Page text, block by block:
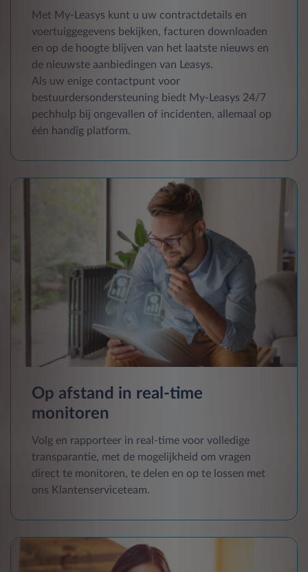
Met My-Leasys kunt u uw contractdetails en
voertuiggegevens bekijken, facturen downloaden
en op de hoogte blijven van het laatste nieuws en
de nieuwste aanbiedingen van Leasys.
Als uw enige contactpunt voor
bestuurdersondersteuning biedt My-Leasys 24/7
pechhulp bij ongevallen of incidenten, allemaal op
één handig platform.
Op afstand in real-time
monitoren
Volg en rapporteer in real-time voor volledige
transparantie, met de mogelijkheid om vragen
direct te monitoren, te delen en op te lossen met
ons Klantenserviceteam.